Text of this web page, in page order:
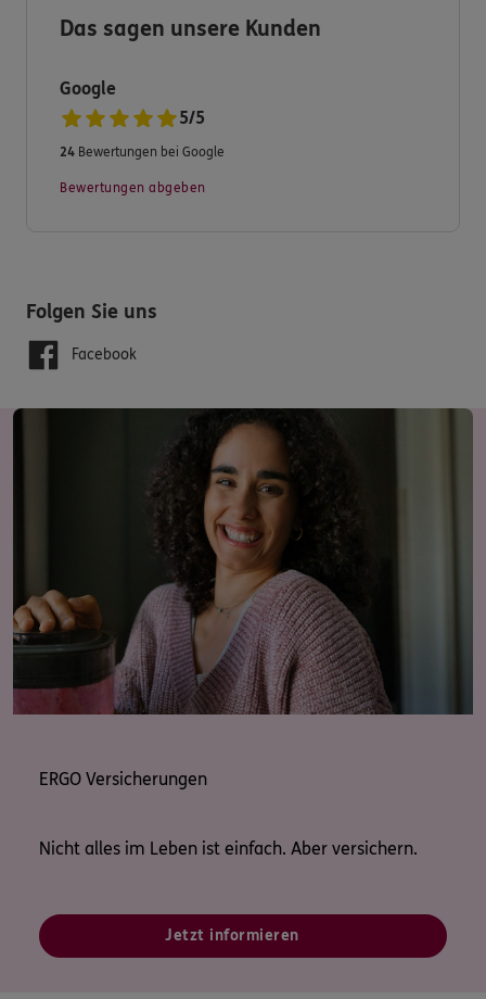
Ihr ERGO Versicherungs- und Finanzberatungsbüro
Das sagen unsere Kunden
Google
5/5
24 Bewertungen bei Google
Bewertungen abgeben
Folgen Sie uns
Facebook
ERGO Versicherungen
Nicht alles im Leben ist einfach. Aber versichern.
Jetzt informieren